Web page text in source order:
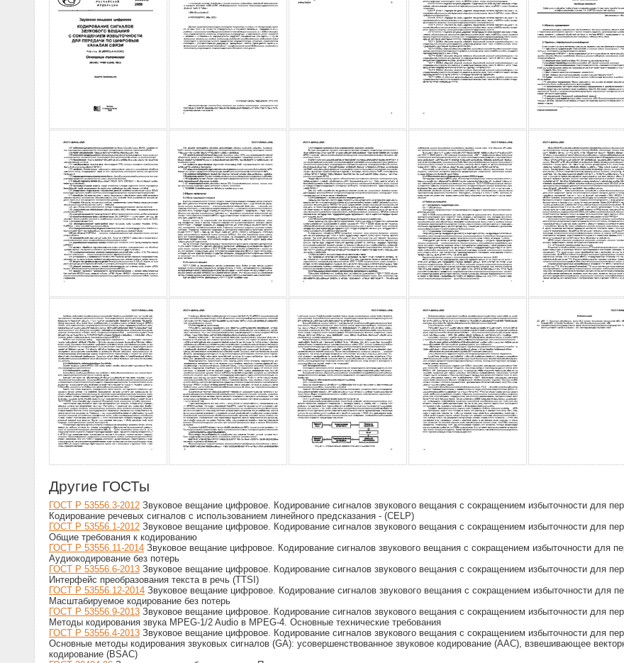
Другие ГОСТы
ГОСТ Р 53556.3-2012 Звуковое вещание цифровое. Кодирование сигналов звукового вещания с сокращением избыточности для
Кодирование речевых сигналов с использованием линейного предсказания - (CELP)
ГОСТ Р 53556.1-2012 Звуковое вещание цифровое. Кодирование сигналов звукового вещания с сокращением избыточности для
Общие требования к кодированию
ГОСТ Р 53556.11-2014 Звуковое вещание цифровое. Кодирование сигналов звукового вещания с сокращением избыточности для
Аудиокодирование без потерь
ГОСТ Р 53556.6-2013 Звуковое вещание цифровое. Кодирование сигналов звукового вещания с сокращением избыточности для
Интерфейс преобразования текста в речь (TTSI)
ГОСТ Р 53556.12-2014 Звуковое вещание цифровое. Кодирование сигналов звукового вещания с сокращением избыточности для
Масштабируемое кодирование без потерь
ГОСТ Р 53556.9-2013 Звуковое вещание цифровое. Кодирование сигналов звукового вещания с сокращением избыточности для
Методы кодирования звука MPEG-1/2 Audio в MPEG-4. Основные технические требования
ГОСТ Р 53556.4-2013 Звуковое вещание цифровое. Кодирование сигналов звукового вещания с сокращением избыточности для
Основные методы кодирования звуковых сигналов (GA): усовершенствованное звуковое кодирование (AAC), взвешивающее
кодирование (BSAC)